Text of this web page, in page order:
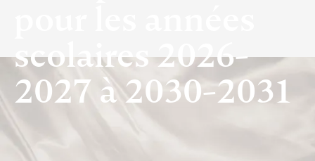
scolaires 2026-
2027 à 2030-2031